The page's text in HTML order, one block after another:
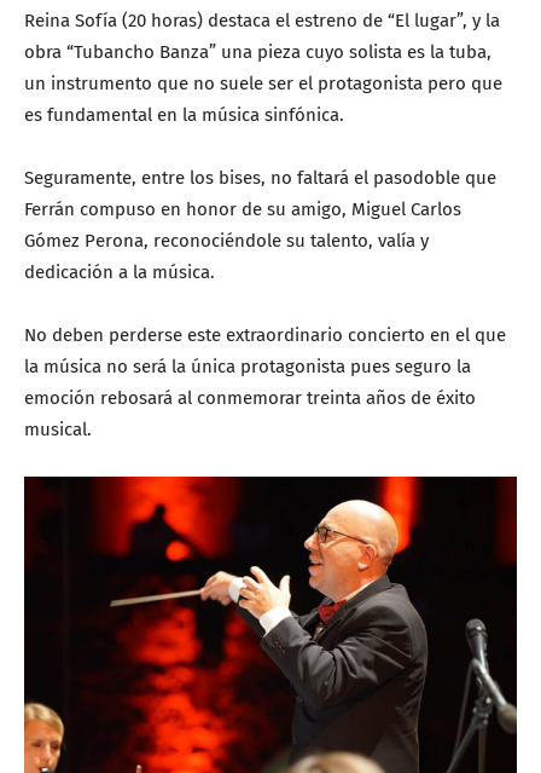
Reina Sofía (20 horas) destaca el estreno de “El lugar”, y la
obra “Tubancho Banza” una pieza cuyo solista es la tuba,
un instrumento que no suele ser el protagonista pero que
es fundamental en la música sinfónica.
Seguramente, entre los bises, no faltará el pasodoble que
Ferrán compuso en honor de su amigo, Miguel Carlos
Gómez Perona, reconociéndole su talento, valía y
dedicación a la música.
No deben perderse este extraordinario concierto en el que
la música no será la única protagonista pues seguro la
emoción rebosará al conmemorar treinta años de éxito
musical.